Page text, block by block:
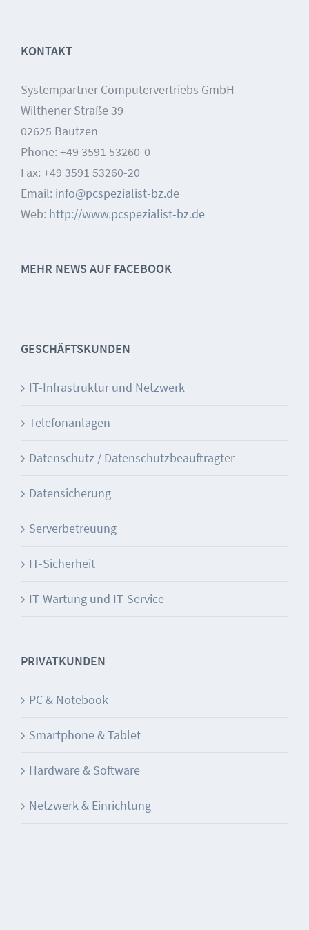
KONTAKT
Systempartner Computervertriebs GmbH
Wilthener Straße 39
02625 Bautzen
Phone: +49 3591 53260-0
Fax: +49 3591 53260-20
Email: info@pcspezialist-bz.de
Web: http://www.pcspezialist-bz.de
MEHR NEWS AUF FACEBOOK
GESCHÄFTSKUNDEN
IT-Infrastruktur und Netzwerk
Telefonanlagen
Datenschutz / Datenschutzbeauftragter
Datensicherung
Serverbetreuung
IT-Sicherheit
IT-Wartung und IT-Service
PRIVATKUNDEN
PC & Notebook
Smartphone & Tablet
Hardware & Software
Netzwerk & Einrichtung